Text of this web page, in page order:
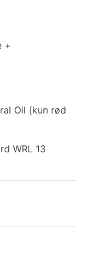
+
Oil (kun rød
WRL 13